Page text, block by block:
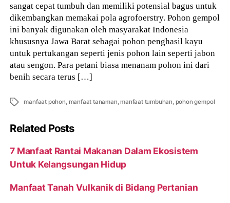
sangat cepat tumbuh dan memiliki potensial bagus untuk
dikembangkan memakai pola agrofoerstry. Pohon gempol
ini banyak digunakan oleh masyarakat Indonesia
khususnya Jawa Barat sebagai pohon penghasil kayu
untuk pertukangan seperti jenis pohon lain seperti jabon
atau sengon. Para petani biasa menanam pohon ini dari
benih secara terus […]
Tags manfaat pohon, manfaat tanaman,manfaat tumbuhan, pohon gempol
Related Posts
7 Manfaat Rantai Makanan Dalam Ekosistem
Untuk Kelangsungan Hidup
Manfaat Tanah Vulkanik di Bidang Pertanian